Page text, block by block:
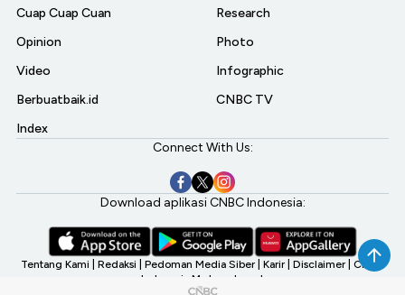
Cuap Cuap Cuan
Opinion
Video
Berbuatbaik.id
Index
Research
Photo
Infographic
CNBC TV
Connect With Us:
Download aplikasi CNBC Indonesia:
Tentang Kami Redaksi Pedoman Media Siber Karir Disclaimer CNBC
Indonesia My Investment